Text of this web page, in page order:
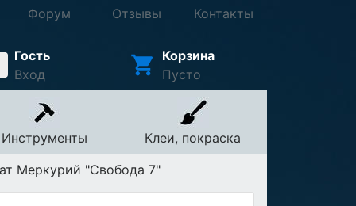
Форум Отзывы Контакты
Гость
Вход
Корзина
Пусто
Инструменты
Клеи, покраска
Меркурий "Свобода 7"